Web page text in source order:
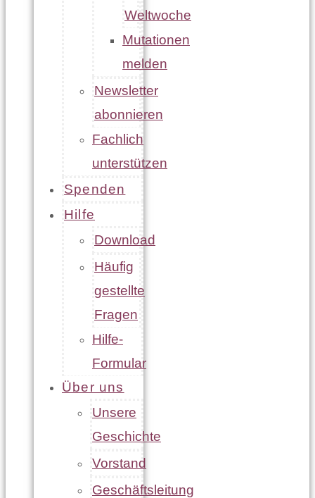
Weltwoche
Mutationen
melden
Newsletter
abonnieren
Fachlich
unterstützen
Spenden
Hilfe
Download
Häufig
gestellte
Fragen
Hilfe-
Formular
Über uns
Unsere
Geschichte
Vorstand
Geschäftsleitung